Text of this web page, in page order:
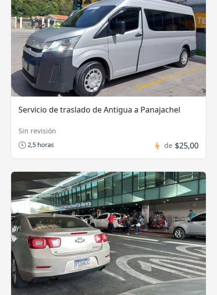
Servicio de traslado de Antigua a Panajachel
Sin revisión
2,5 horas de $25,00